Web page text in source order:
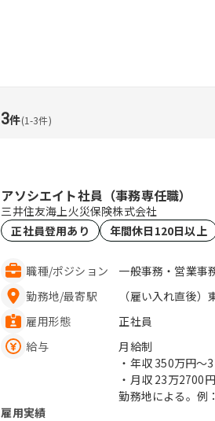
3件(1-3件)
アソシエイト社員（事務専任職）
三井住友海上火災保険株式会社
正社員登用あり
年間休日120日以上
職種/ポジション
一般事務・営業事
勤務地/最寄駅
（雇い入れ直後
雇用形態
正社員
給与
月給制
・年収 350万円〜
・月収 23万2700
勤務地による。例
雇用実績